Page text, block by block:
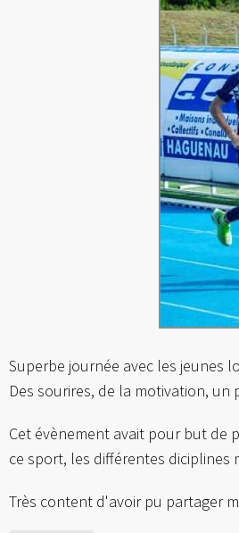
Superbe journée avec les jeunes
Des sourires, de la motivation,
Cet évènement avait pour but de
ce sport, les différentes diciplines
Très content d'avoir pu partager